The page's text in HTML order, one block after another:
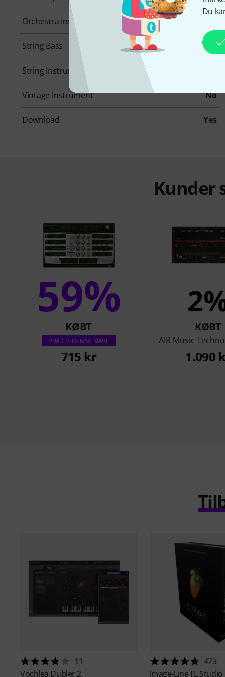
Du
Orchestra Instruments
String Bass No
String Instruments
Vintage Instrument No
Download Yes
Kunder
59%
KØBT
PRÆCIS DENNE VARE
715 kr
KØBT
AIR Music
1.090
11
Vochlea Dubler 2
473
Image-Line FL